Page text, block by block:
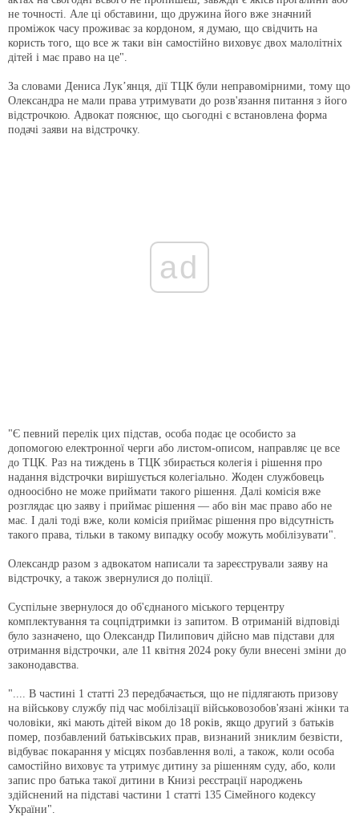
не точності. Але ці обставини, що дружина його вже значний
проміжок часу проживає за кордоном, я думаю, що свідчить на
користь того, що все ж таки він самостійно виховує двох малолітніх
дітей і має право на це".
За словами Дениса Лук’янця, дії ТЦК були неправомірними, тому що
Олександра не мали права утримувати до розв'язання питання з його
відстрочкою. Адвокат пояснює, що сьогодні є встановлена форма
подачі заяви на відстрочку.
ad
"Є певний перелік цих підстав, особа подає це особисто за
допомогою електронної черги або листом-описом, направляє це все
до ТЦК. Раз на тиждень в ТЦК збирається колегія і рішення про
надання відстрочки вирішується колегіально. Жоден службовець
одноосібно не може приймати такого рішення. Далі комісія вже
розглядає цю заяву і приймає рішення — або він має право або не
має. І далі тоді вже, коли комісія приймає рішення про відсутність
такого права, тільки в такому випадку особу можуть мобілізувати".
Олександр разом з адвокатом написали та зареєстрували заяву на
відстрочку, а також звернулися до поліції.
Суспільне звернулося до об'єднаного міського терцентру
комплектування та соцпідтримки із запитом. В отриманій відповіді
було зазначено, що Олександр Пилипович дійсно мав підстави для
отримання відстрочки, але 11 квітня 2024 року були внесені зміни до
законодавства.
".... В частині 1 статті 23 передбачається, що не підлягають призову
на військову службу під час мобілізації військовозобов'язані жінки та
чоловіки, які мають дітей віком до 18 років, якщо другий з батьків
помер, позбавлений батьківських прав, визнаний зниклим безвісти,
відбуває покарання у місцях позбавлення волі, а також, коли особа
самостійно виховує та утримує дитину за рішенням суду, або, коли
запис про батька такої дитини в Книзі реєстрації народжень
здійснений на підставі частини 1 статті 135 Сімейного кодексу
України".